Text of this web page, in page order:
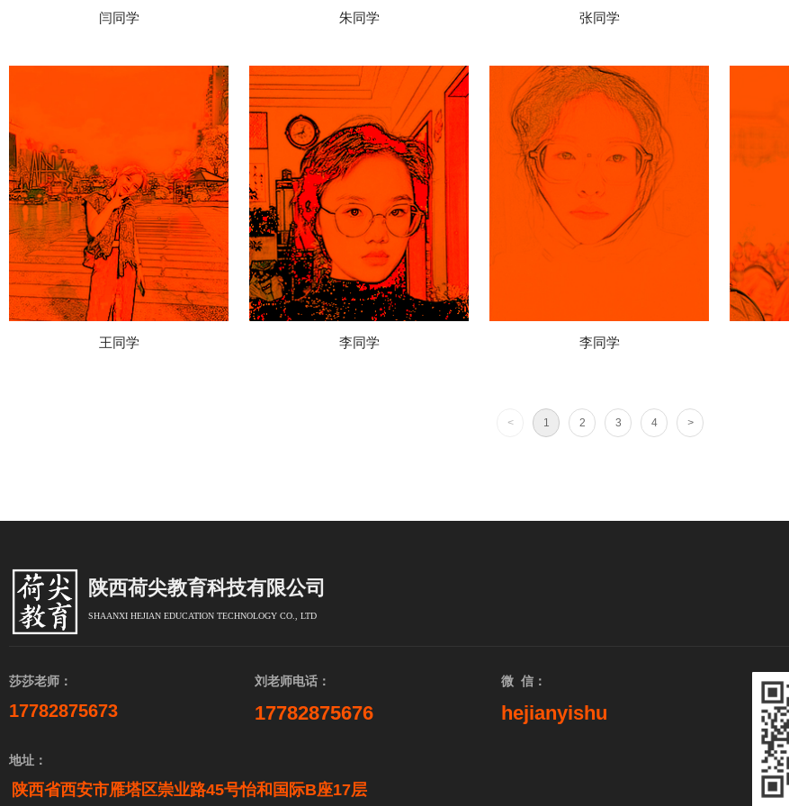
闫同学 朱同学 张同学
王同学 李同学 李同学
< 1 2 3 4 >
地址：
陕西省西安市雁塔区崇业路45号怡和国际B座17层
莎莎老师：
17782875673
刘老师电话：
17782875676
微 信：
hejianyishu
陕西荷尖教育科技有限公司
SHAANXI HEJIAN EDUCATION TECHNOLOGY CO., LTD